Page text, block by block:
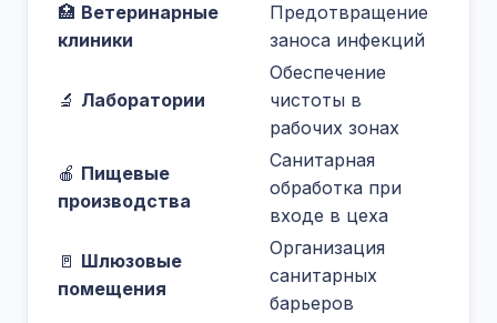
🏥 Ветеринарные
клиники
Предотвращение
заноса инфекций
🔬 Лаборатории
Обеспечение
чистоты в
рабочих зонах
🍎 Пищевые
производства
Санитарная
обработка при
входе в цеха
🚪 Шлюзовые
помещения
Организация
санитарных
барьеров